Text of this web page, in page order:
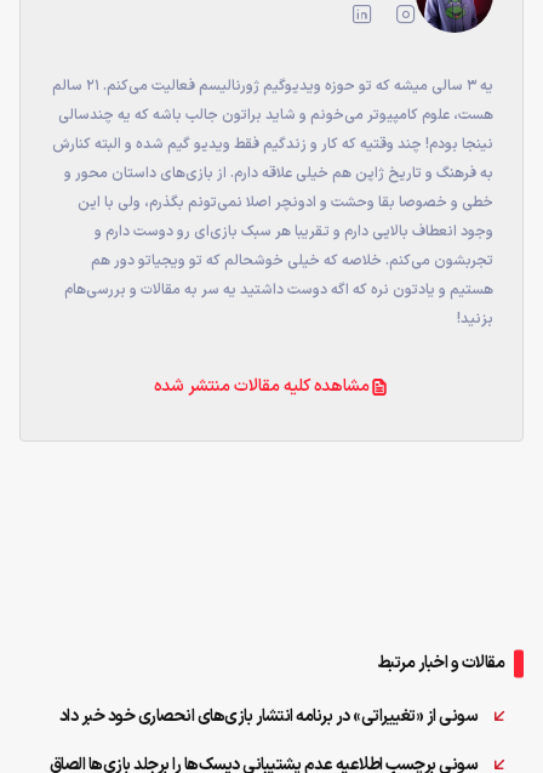
یه ۳ سالی میشه که تو حوزه ویدیوگیم ژورنالیسم فعالیت می‌کنم. 21 سالم
هست، علوم کامپیوتر می‌خونم و شاید براتون جالب باشه که یه چندسالی
نینجا بودم! چند وقتیه که کار و زندگیم فقط ویدیو گیم شده و البته کنارش
به فرهنگ و تاریخ ژاپن هم خیلی علاقه دارم. از بازی‌های داستان محور و
خطی و خصوصا بقا وحشت و ادونچر اصلا نمی‌تونم بگذرم، ولی با این
وجود انعطاف بالایی دارم و تقریبا هر سبک بازی‌ای رو دوست دارم و
تجربشون می‌کنم. خلاصه که خیلی خوشحالم که تو ویجیاتو دور هم
هستیم و یادتون نره که اگه دوست داشتید یه سر به مقالات و بررسی‌هام
بزنید!
مشاهده کلیه مقالات منتشر شده
مقالات و اخبار مرتبط
سونی از «تغییراتی» در برنامه انتشار بازی‌های انحصاری خود خبر داد
سونی برچسب اطلاعیه عدم پشتیبانی دیسک‌ها را برجلد بازی‌ها الصاق